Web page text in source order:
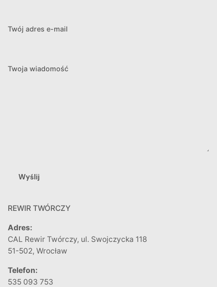
REWIR TWÓRCZY
Adres:
CAL Rewir Twórczy, ul. Swojczycka 118
51-502, Wrocław
Telefon:
535 093 753
Twój adres e-mail
Twoja wiadomość